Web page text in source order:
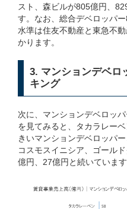
スト、森ビルが805億円、
す。なお、総合デベロッパ
水準は住友不動産と東急不
かります。
3. マンションデベロ
キング
次に、マンションデベロッ
を見てみると、タカラレー
きいマンションデベロッパ
コスモスイニシア、ゴール
億円、27億円と続いています